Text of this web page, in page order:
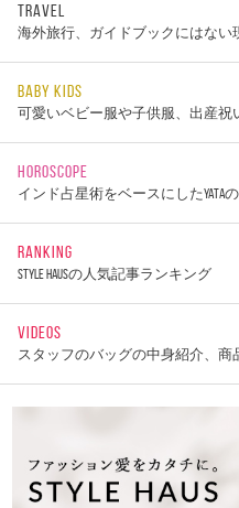
TRAVEL
海外旅行、ガイドブックにはな
BABY KIDS
可愛いベビー服や子供服、出産祝
HOROSCOPE
インド占星術をベースにしたYATA
RANKING
STYLE HAUSの人気記事ランキング
VIDEOS
スタッフのバッグの中身紹介、商